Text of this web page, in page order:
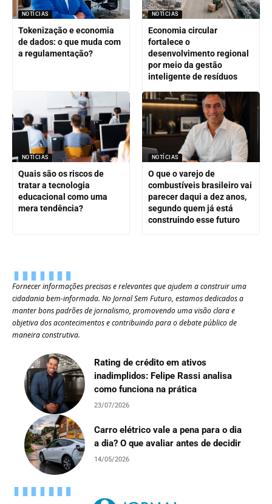
NOTÍCIAS
Tokenização e economia
de dados: o que muda com
a regulamentação?
NOTÍCIAS
Economia circular
fortalece o
desenvolvimento regional
por meio da gestão
inteligente de resíduos
NOTÍCIAS
Quais são os riscos de
tratar a tecnologia
educacional como uma
mera tendência?
NOTÍCIAS
O que o varejo de
combustíveis brasileiro vai
parecer daqui a dez anos,
segundo quem já está
construindo esse futuro
Fornecer informações precisas e relevantes que ajudem a construir uma
cidadania bem-informada. No Jornal Sem Futuro, estamos dedicados a
manter bons padrões de jornalismo, promovendo uma visão clara e
objetiva dos acontecimentos e contribuindo para o debate público de
maneira construtiva.
Rating de crédito em ativos
inadimplidos: Felipe Rassi analisa
como funciona na prática
23/07/2026
Carro elétrico vale a pena para o dia
a dia? O que avaliar antes de decidir
14/05/2026